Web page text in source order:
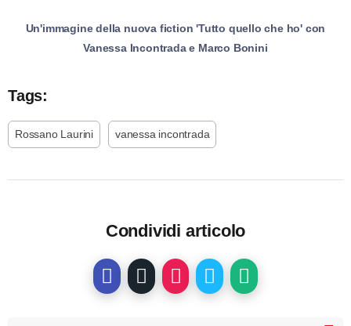
Un'immagine della nuova fiction 'Tutto quello che ho' con
Vanessa Incontrada e Marco Bonini
Tags:
Rossano Laurini vanessa incontrada
Condividi articolo